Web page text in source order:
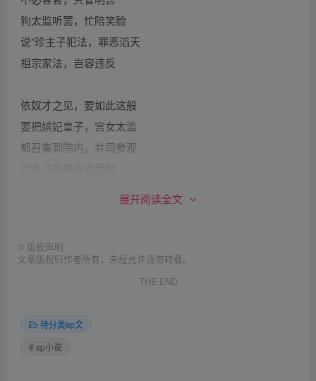
狗太监听罢，忙陪笑脸
说“珍主子犯法，罪恶滔天
祖宗家法，岂容违反
依奴才之见，要如此这般
要把嫔妃皇子，宫女太监
都召集到院内，共同参观
慈禧闻听，点头称善
展开阅读全文
© 版权声明
文章版权归作者所有，未经允许请勿转载。
THE END
待分类sp文
# sp小说